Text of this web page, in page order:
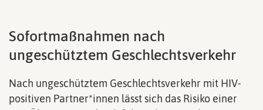
Sofortmaßnahmen nach
ungeschütztem Geschlechtsverkehr
Nach ungeschütztem Geschlechtsverkehr mit HIV-
positiven Partner*innen lässt sich das Risiko einer